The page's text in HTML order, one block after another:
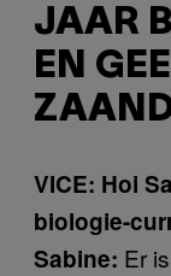
JAAR
EN
VICE: Hoi
biologie-
Sabine: Er